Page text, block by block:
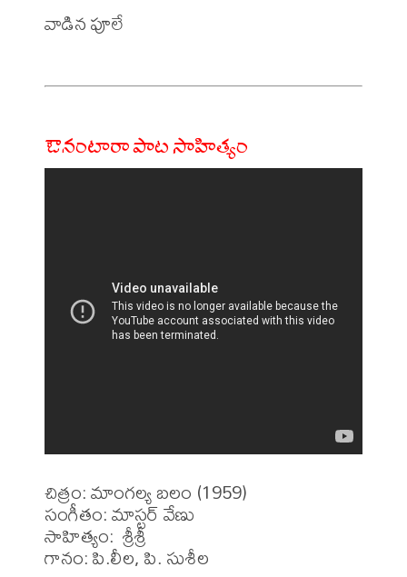
వాడిన పూలే
ఔనంటారా పాట సాహిత్యం
చిత్రం: మాంగల్య బలం (1959)
సంగీతం: మాస్టర్ వేణు
సాహిత్యం:  శ్రీశ్రీ
గానం: పి.లీల, పి. సుశీల